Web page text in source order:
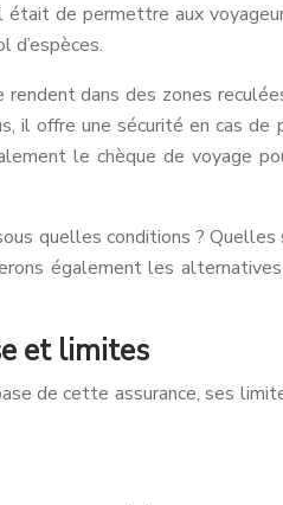
de permettre aux
dans des zones
il offre une sécurité en cas de
le chèque de voyage
quelles conditions ?
également les
et limites
de cette assurance, ses